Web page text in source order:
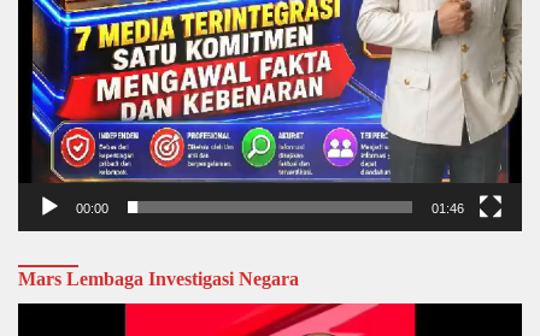
00:00 01:46
Mars Lembaga Investigasi Negara